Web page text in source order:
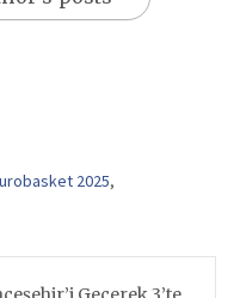
2025,